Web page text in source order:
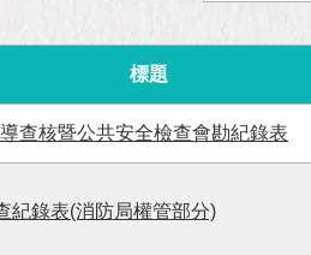
標題
查核暨公共安全檢查會勘紀錄表
紀錄表(消防局權管部分)